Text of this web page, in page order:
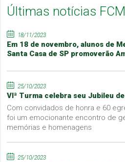
Últimas notícias
18/11/2023
Em 18 de novembro, alunos de
Santa Casa de SP promoverão
25/10/2023
VIª Turma celebra seu Jubileu
Com convidados de honra e 60
foi um emocionante encontro de
memórias e homenagens
25/10/2023